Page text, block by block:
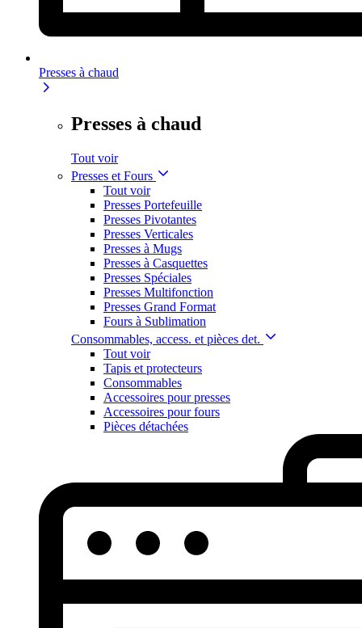
Presses à chaud
Presses à chaud
Tout voir
Presses et Fours
Tout voir
Presses Portefeuille
Presses Pivotantes
Presses Verticales
Presses à Mugs
Presses à Casquettes
Presses Spéciales
Presses Multifonction
Presses Grand Format
Fours à Sublimation
Consommables, access. et pièces det.
Tout voir
Tapis et protecteurs
Consommables
Accessoires pour presses
Accessoires pour fours
Pièces détachées